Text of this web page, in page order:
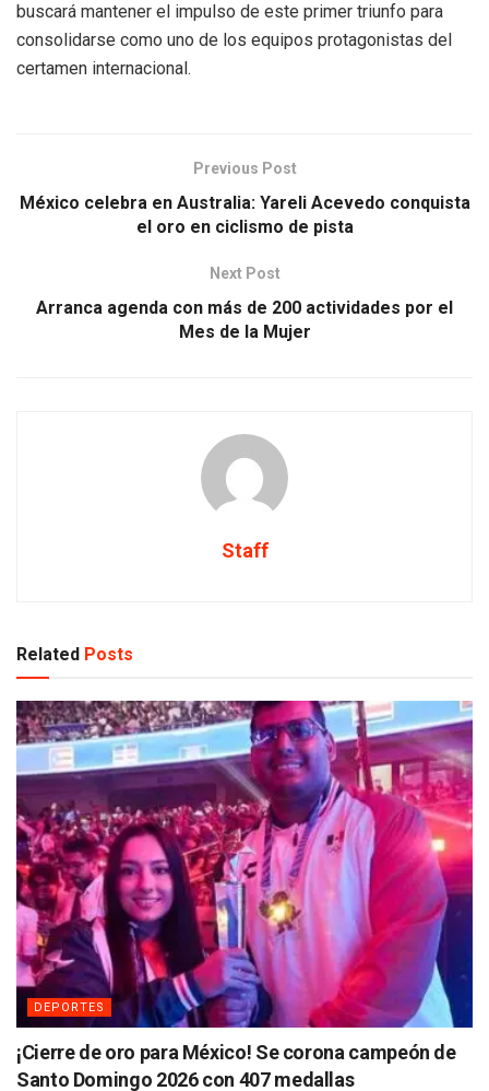
buscará mantener el impulso de este primer triunfo para
consolidarse como uno de los equipos protagonistas del
certamen internacional.
Previous Post
México celebra en Australia: Yareli Acevedo conquista
el oro en ciclismo de pista
Next Post
Arranca agenda con más de 200 actividades por el
Mes de la Mujer
Staff
Related Posts
DEPORTES
¡Cierre de oro para México! Se corona campeón de
Santo Domingo 2026 con 407 medallas